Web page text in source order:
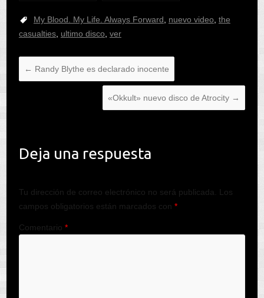
My Blood. My Life. Always Forward, nuevo video, the
casualties, ultimo disco, ver
← Randy Blythe es declarado inocente
«Okkult» nuevo disco de Atrocity →
Deja una respuesta
Tu dirección de correo electrónico no será publicada.
Los
campos obligatorios están marcados con *
Comentario *